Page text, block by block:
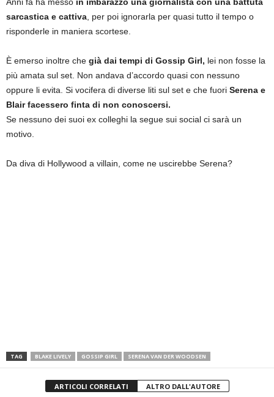
sarcastica e cattiva , per poi ignorarla per quasi tutto il tempo o
risponderle in maniera scortese.
È emerso inoltre che già dai tempi di Gossip Girl, lei non fosse la
più amata sul set. Non andava d’accordo quasi con nessuno
oppure li evita. Si vocifera di diverse liti sul set e che fuori Serena e
Blair facessero finta di non conoscersi.
Se nessuno dei suoi ex colleghi la segue sui social ci sarà un
motivo.
Da diva di Hollywood a villain, come ne uscirebbe Serena?
TAG BLAKE LIVELY GOSSIP GIRL SERENA VAN DER WOODSEN
ARTICOLI CORRELATI ALTRO DALL'AUTORE